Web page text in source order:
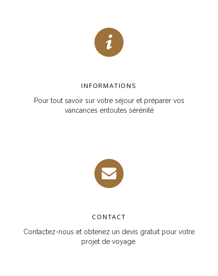
INFORMATIONS
Pour tout savoir sur votre séjour et préparer vos
vancances entoutes sérénité
CONTACT
Contactez-nous et obtenez un devis gratuit pour votre
projet de voyage.